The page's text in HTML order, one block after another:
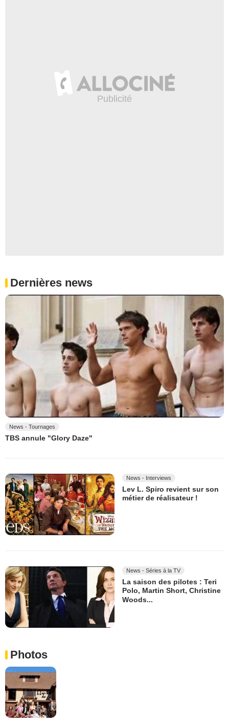
Dernières news
News - Tournages
TBS annule "Glory Daze"
News - Interviews
Lev L. Spiro revient sur son
métier de réalisateur !
News - Séries à la TV
La saison des pilotes : Teri
Polo, Martin Short, Christine
Woods...
Photos